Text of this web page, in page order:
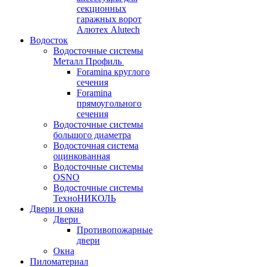
секционных
гаражных ворот
Алютех Alutech
Водосток
Водосточные системы
Металл Профиль
Foramina круглого
сечения
Foramina
прямоугольного
сечения
Водосточные системы
большого диаметра
Водосточная система
оцинкованная
Водосточные системы
OSNO
Водосточные системы
ТехноНИКОЛЬ
Двери и окна
Двери
Противопожарные
двери
Окна
Пиломатериал